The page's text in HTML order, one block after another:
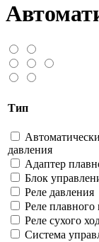
Тип
давления
Адаптер
Блок
Реле давления
Реле плавного
Реле сухого
Система